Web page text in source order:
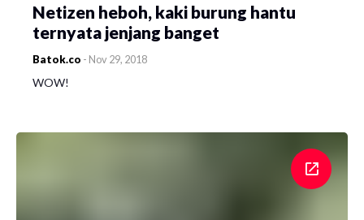
Netizen heboh, kaki burung hantu
ternyata jenjang banget
Batok.co - Nov 29, 2018
WOW!